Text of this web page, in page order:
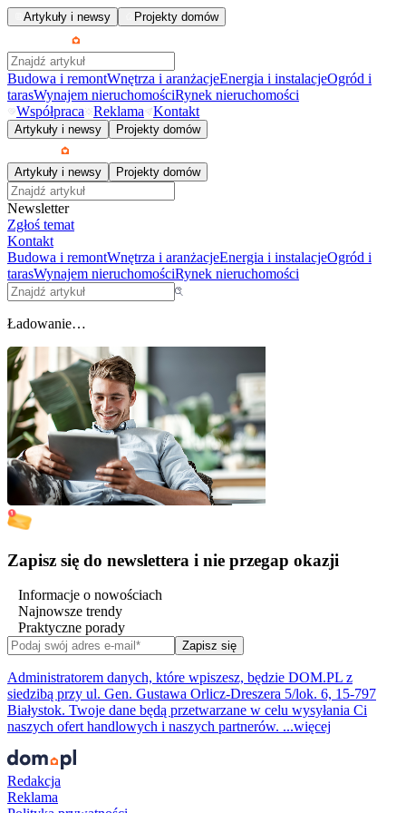
Artykuły i newsy Projekty domów
Budowa i remontWnętrza i aranżacjeEnergia i instalacjeOgród i
tarasWynajem nieruchomościRynek nieruchomości
Współpraca
Reklama Kontakt
Artykuły i newsy Projekty domów
Artykuły i newsy Projekty domów
Newsletter
Zgłoś temat
Kontakt
Budowa i remontWnętrza i aranżacjeEnergia i instalacjeOgród i
tarasWynajem nieruchomościRynek nieruchomości
Ładowanie…
Zapisz się do newslettera i nie przegap okazji
Informacje o nowościach
Najnowsze trendy
Praktyczne porady
Zapisz się
Administratorem danych, które wpiszesz, będzie DOM.PL z
siedzibą przy ul. Gen. Gustawa Orlicz-Dreszera 5/lok. 6, 15-797
Białystok. Twoje dane będą przetwarzane w celu wysyłania Ci
naszych ofert handlowych i naszych partnerów. ...więcej
Redakcja
Reklama